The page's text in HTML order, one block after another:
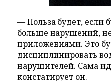
— Польза будет, если
больше нарушений,
приложениями. Это
дисциплинировать
нарушителей. Сама
констатирует он.